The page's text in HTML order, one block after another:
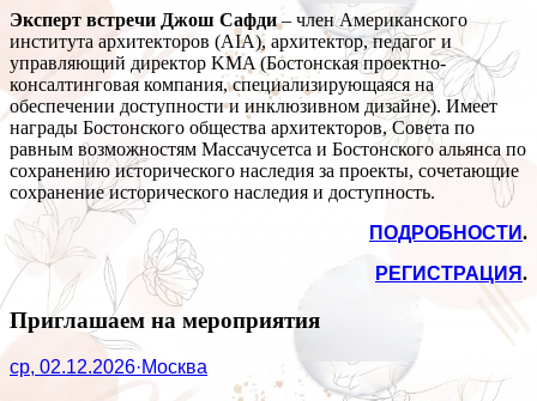
Эксперт встречи Джош Сафди– член Американского
института архитекторов (AIA), архитектор, педагог и
управляющий директор KMA (Бостонская проектно-
консалтинговая компания, специализирующаяся на
обеспечении доступности и инклюзивном дизайне). Имеет
награды Бостонского общества архитекторов, Совета по
равным возможностям Массачусетса и Бостонского альянса по
сохранению исторического наследия за проекты, сочетающие
сохранение исторического наследия и доступность.
ПОДРОБНОСТИ.
РЕГИСТРАЦИЯ.
Приглашаем на мероприятия
ср, 02.12.2026·Москва